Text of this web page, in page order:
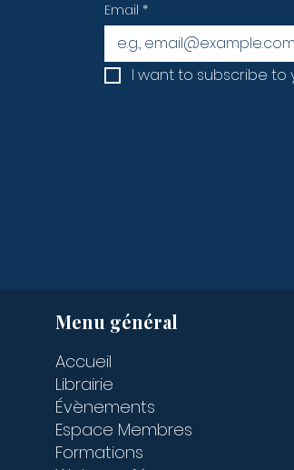
Email *
I want to subscribe to
Menu général
Accueil
Librairie
Évènements
Espace Membres
Formations